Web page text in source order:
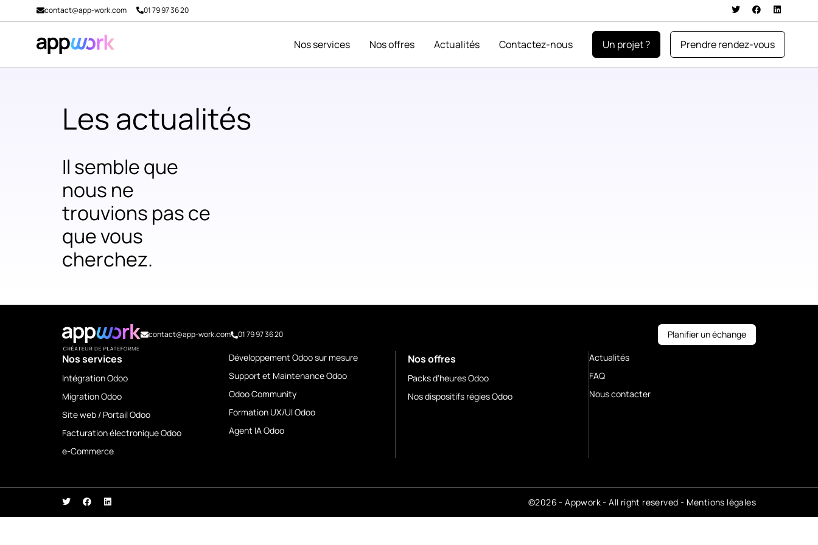
contact@app-work.com 01 79 97 36 20
Nos services Nos offres Actualités Contactez-nous Un projet ? Prendre rendez-vous
Les actualités
Il semble que
nous ne
trouvions pas ce
que vous
cherchez.
contact@app-work.com 01 79 97 36 20 Planifier un échange
Nos services
Intégration Odoo
Migration Odoo
Site web / Portail Odoo
Facturation électronique Odoo
e-Commerce
Développement Odoo sur mesure
Support et Maintenance Odoo
Odoo Community
Formation UX/UI Odoo
Agent IA Odoo
Nos offres
Packs d'heures Odoo
Nos dispositifs régies Odoo
Actualités
FAQ
Nous contacter
©2026 - Appwork - All right reserved - Mentions légales